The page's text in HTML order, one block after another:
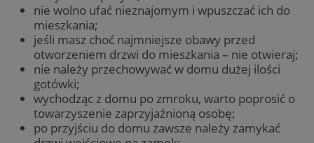
nie wolno ufać nieznajomym i wpuszczać ich do
mieszkania;
jeśli masz choć najmniejsze obawy przed
otworzeniem drzwi do mieszkania – nie otwieraj;
nie należy przechowywać w domu dużej ilości
gotówki;
wychodząc z domu po zmroku, warto poprosić o
towarzyszenie zaprzyjaźnioną osobę;
po przyjściu do domu zawsze należy zamykać